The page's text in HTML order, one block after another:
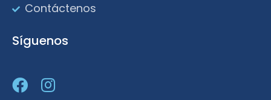
Contáctenos
Síguenos